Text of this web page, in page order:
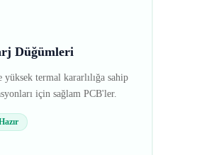
Düğümleri
yüksek termal kararlılığa sahip
için sağlam PCB'ler.